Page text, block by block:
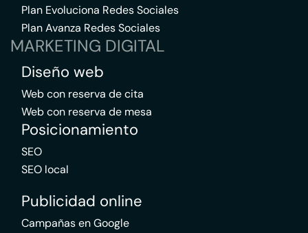
Plan Evoluciona Redes Sociales
Plan Avanza Redes Sociales
MARKETING DIGITAL
Diseño web
Web con reserva de cita
Web con reserva de mesa
Posicionamiento
SEO
SEO local
Publicidad online
Campañas en Google